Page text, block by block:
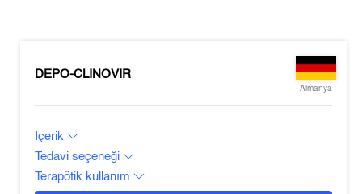
DEPO-CLINOVIR
Almanya
İçerik
Tedavi seçeneği
Terapötik kullanım